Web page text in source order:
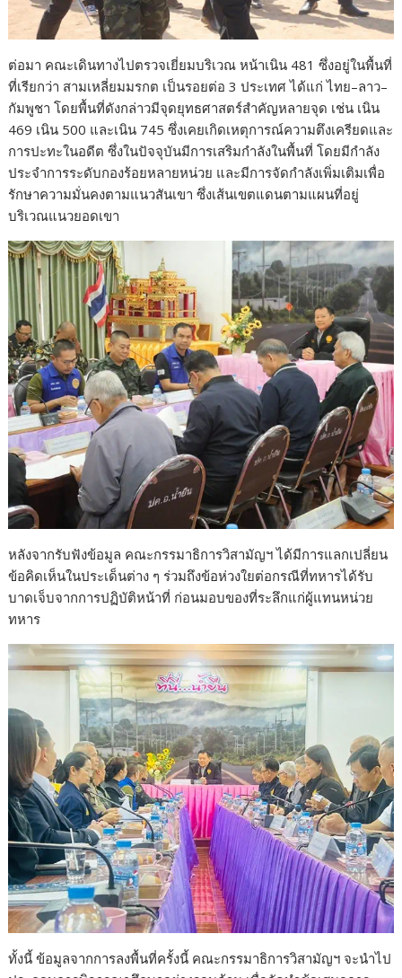
ต่อมา คณะเดินทางไปตรวจเยี่ยมบริเวณ หน้าเนิน 481 ซึ่งอยู่ในพื้นที่
ที่เรียกว่า สามเหลี่ยมมรกต เป็นรอยต่อ 3 ประเทศ ได้แก่ ไทย–ลาว–
กัมพูชา โดยพื้นที่ดังกล่าวมีจุดยุทธศาสตร์สำคัญหลายจุด เช่น เนิน
469 เนิน 500 และเนิน 745 ซึ่งเคยเกิดเหตุการณ์ความตึงเครียดและ
การปะทะในอดีต ซึ่งในปัจจุบันมีการเสริมกำลังในพื้นที่ โดยมีกำลัง
ประจำการระดับกองร้อยหลายหน่วย และมีการจัดกำลังเพิ่มเติมเพื่อ
รักษาความมั่นคงตามแนวสันเขา ซึ่งเส้นเขตแดนตามแผนที่อยู่
บริเวณแนวยอดเขา
หลังจากรับฟังข้อมูล คณะกรรมาธิการวิสามัญฯ ได้มีการแลกเปลี่ยน
ข้อคิดเห็นในประเด็นต่าง ๆ ร่วมถึงข้อห่วงใยต่อกรณีที่ทหารได้รับ
บาดเจ็บจากการปฏิบัติหน้าที่ ก่อนมอบของที่ระลึกแก่ผู้แทนหน่วย
ทหาร
ทั้งนี้ ข้อมูลจากการลงพื้นที่ครั้งนี้ คณะกรรมาธิการวิสามัญฯ จะนำไป